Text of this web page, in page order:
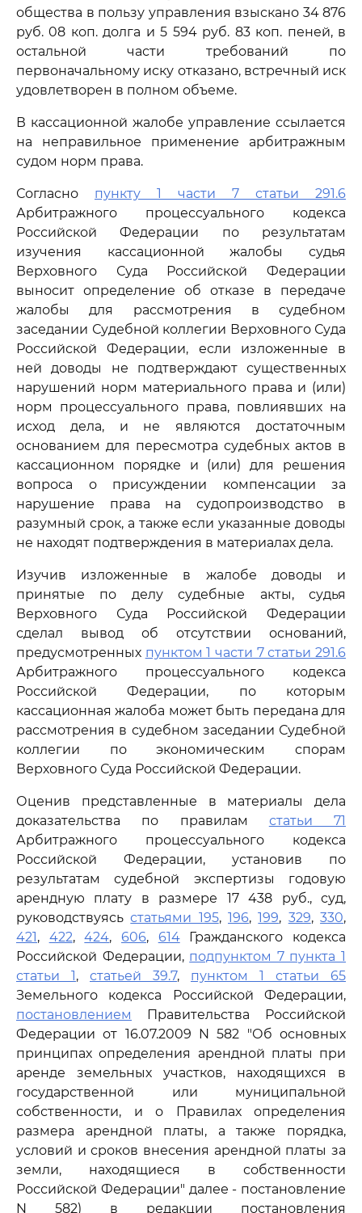
общества в пользу управления взыскано 34 876
руб. 08 коп. долга и 5 594 руб. 83 коп. пеней, в
остальной части требований по
первоначальному иску отказано, встречный иск
удовлетворен в полном объеме.
В кассационной жалобе управление ссылается
на неправильное применение арбитражным
судом норм права.
Согласно пункту 1 части 7 статьи 291.6
Арбитражного процессуального кодекса
Российской Федерации по результатам
изучения кассационной жалобы судья
Верховного Суда Российской Федерации
выносит определение об отказе в передаче
жалобы для рассмотрения в судебном
заседании Судебной коллегии Верховного Суда
Российской Федерации, если изложенные в
ней доводы не подтверждают существенных
нарушений норм материального права и (или)
норм процессуального права, повлиявших на
исход дела, и не являются достаточным
основанием для пересмотра судебных актов в
кассационном порядке и (или) для решения
вопроса о присуждении компенсации за
нарушение права на судопроизводство в
разумный срок, а также если указанные доводы
не находят подтверждения в материалах дела.
Изучив изложенные в жалобе доводы и
принятые по делу судебные акты, судья
Верховного Суда Российской Федерации
сделал вывод об отсутствии оснований,
предусмотренных пунктом 1 части 7 статьи 291.6
Арбитражного процессуального кодекса
Российской Федерации, по которым
кассационная жалоба может быть передана для
рассмотрения в судебном заседании Судебной
коллегии по экономическим спорам
Верховного Суда Российской Федерации.
Оценив представленные в материалы дела
доказательства по правилам статьи 71
Арбитражного процессуального кодекса
Российской Федерации, установив по
результатам судебной экспертизы годовую
арендную плату в размере 17 438 руб., суд,
руководствуясьстатьями 195,196,199, 329,330,
421, 422,424,606, 614Гражданского кодекса
Российской Федерации, подпунктом 7 пункта 1
статьи 1, статьей 39.7, пунктом 1 статьи 65
Земельного кодекса Российской Федерации,
постановлением
Правительства Российской
Федерации от 16.07.2009 N 582 "Об основных
принципах определения арендной платы при
аренде земельных участков, находящихся в
государственной или муниципальной
собственности, и о Правилах определения
размера арендной платы, а также порядка,
условий и сроков внесения арендной платы за
земли, находящиеся в собственности
Российской Федерации" далее - постановление
N 582) в редакции постановления